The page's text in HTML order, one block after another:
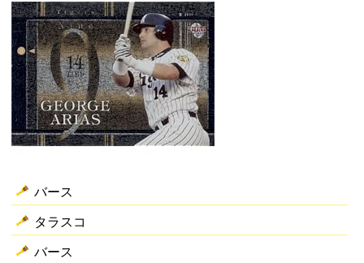
バース
タラスコ
バース